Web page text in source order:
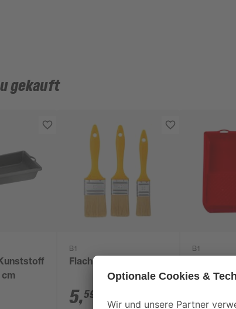
gekauft
cm
B1
Flachpinselset 3-tlg.
5,59
B1
4, €